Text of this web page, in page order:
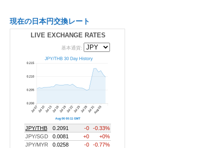
現在の日本円交換レート
LIVE EXCHANGE RATES